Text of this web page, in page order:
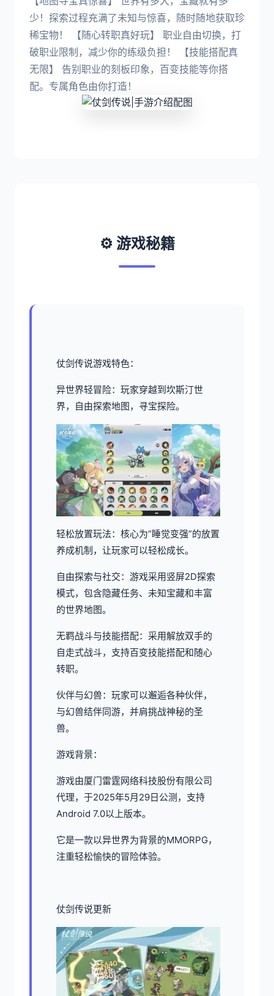
少！探索过程充满了未知与惊喜，随时随地获取珍
稀宝物！ 【随心转职真好玩】 职业自由切换，打
破职业限制，减少你的练级负担！ 【技能搭配真
无限】 告别职业的刻板印象，百变技能等你搭
配。专属角色由你打造！
⚙️ 游戏秘籍
仗剑传说游戏特色：
异世界轻冒险：玩家穿越到坎斯汀世
界，自由探索地图，寻宝探险。
轻松放置玩法：核心为“睡觉变强”的放置
养成机制，让玩家可以轻松成长。
自由探索与社交：游戏采用竖屏2D探索
模式，包含隐藏任务、未知宝藏和丰富
的世界地图。
无羁战斗与技能搭配：采用解放双手的
自走式战斗，支持百变技能搭配和随心
转职。
伙伴与幻兽：玩家可以邂逅各种伙伴，
与幻兽结伴同游，并肩挑战神秘的圣
兽。
游戏背景：
游戏由厦门雷霆网络科技股份有限公司
代理，于2025年5月29日公测，支持
Android 7.0以上版本。
它是一款以异世界为背景的MMORPG，
注重轻松愉快的冒险体验。
仗剑传说更新